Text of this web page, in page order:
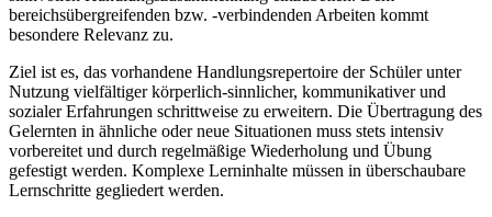
bereichsübergreifenden bzw. -verbindenden Arbeiten kommt
besondere Relevanz zu.
Ziel ist es, das vorhandene Handlungsrepertoire der Schüler unter
Nutzung vielfältiger körperlich-sinnlicher, kommunikativer und
sozialer Erfahrungen schrittweise zu erweitern. Die Übertragung des
Gelernten in ähnliche oder neue Situationen muss stets intensiv
vorbereitet und durch regelmäßige Wiederholung und Übung
gefestigt werden. Komplexe Lerninhalte müssen in überschaubare
Lernschritte gegliedert werden.